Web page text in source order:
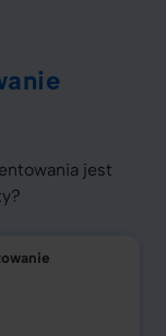
jest